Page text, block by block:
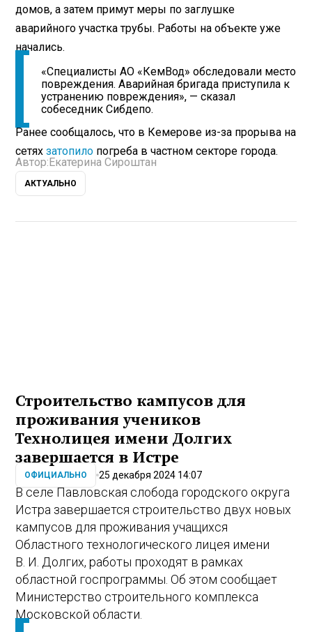
домов, а затем примут меры по заглушке
аварийного участка трубы. Работы на объекте уже
начались.
«Специалисты АО «КемВод» обследовали место
повреждения. Аварийная бригада приступила к
устранению повреждения», — сказал
собеседник Сибдепо.
Ранее сообщалось, что в Кемерове из-за прорыва на
сетяхзатопило погреба в частном секторе города.
Автор: Екатерина Сироштан
АКТУАЛЬНО
Строительство кампусов для
проживания учеников
Технолицея имени Долгих
завершается в Истре
ОФИЦИАЛЬНО 25 декабря 2024 14:07
В селе Павловская слобода городского округа
Истра завершается строительство двух новых
кампусов для проживания учащихся
Областного технологического лицея имени
В. И. Долгих, работы проходят в рамках
областной госпрограммы. Об этом сообщает
Министерство строительного комплекса
Московской области.